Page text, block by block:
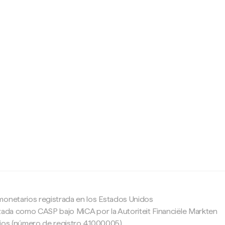
registrada en los Estados Unidos
como CASP bajo MiCA por la Autoriteit Financiële Markten